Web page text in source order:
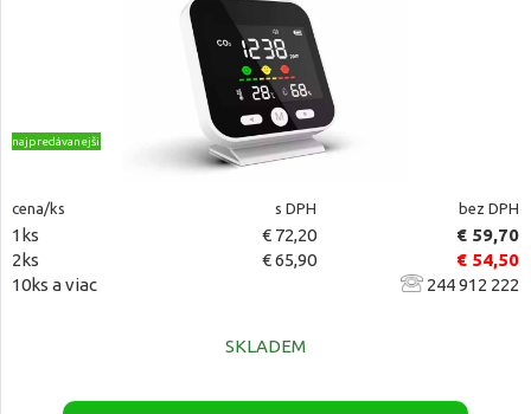
najpredávanejšie
cena/ks s DPH bez DPH
1ks € 72,20
€ 59,70
2ks
€ 65,90
€ 54,50
10ks a viac
244 912 222
SKLADEM